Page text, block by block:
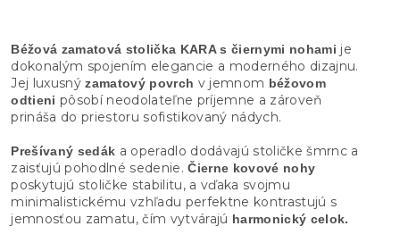
Béžová zamatová stolička KARA s čiernymi nohami je
dokonalým spojením elegancie a moderného dizajnu.
Jej luxusnýzamatový povrch v jemnom béžovom
odtieni pôsobí neodolateľne príjemne a zároveň
prináša do priestoru sofistikovaný nádych.
Prešívaný sedák a operadlo dodávajú stoličke šmrnc a
zaisťujú pohodlné sedenie.Čierne kovové nohy
poskytujú stoličke stabilitu, a vďaka svojmu
minimalistickému vzhľadu perfektne kontrastujú s
jemnosťou zamatu, čím vytvárajú harmonický celok.